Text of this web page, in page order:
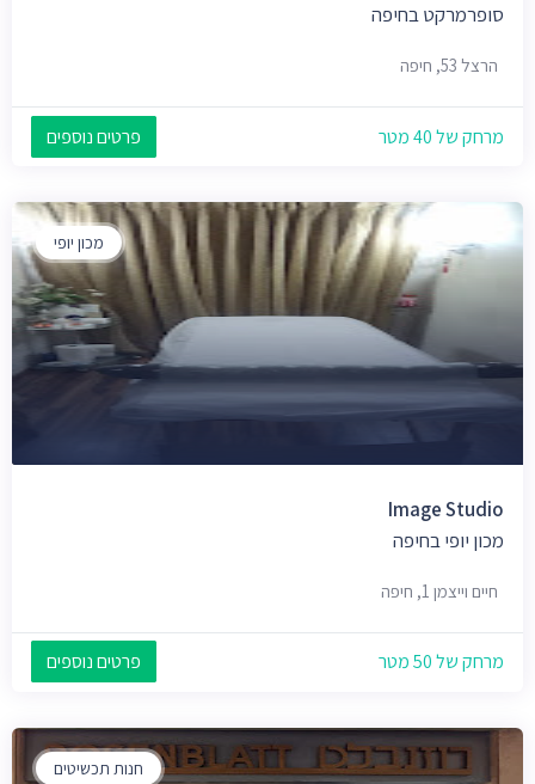
סופרמרקט בחיפה
הרצל 53, חיפה
מרחק של 40 מטר פרטים נוספים
מכון יופי
Image Studio
מכון יופי בחיפה
חיים וייצמן 1, חיפה
מרחק של 50 מטר פרטים נוספים
חנות תכשיטים